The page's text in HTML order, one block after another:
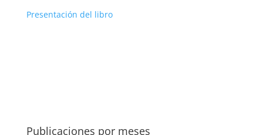
Presentación del libro
Publicaciones por meses